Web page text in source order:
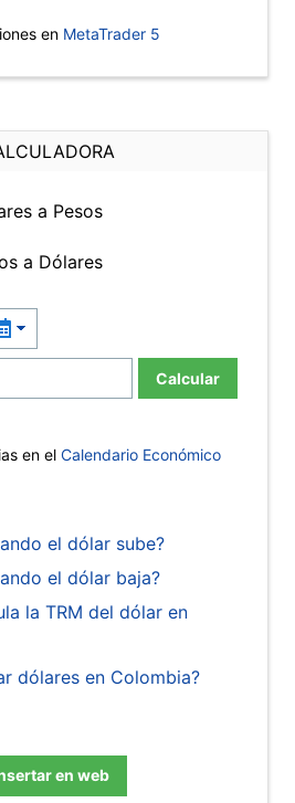
en MetaTrader 5
a Pesos
a Dólares
Calcular
en el Calendario Económico
el dólar sube?
el dólar baja?
la TRM del dólar en
dólares en Colombia?
en web